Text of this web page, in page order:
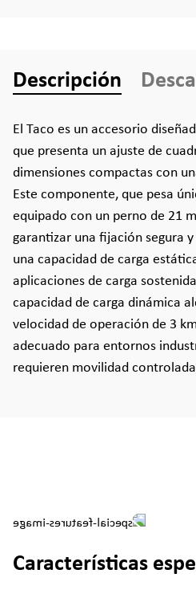
Descripción
El Taco es un accesorio
que presenta un ajuste de
dimensiones compactas con
Este componente, que pesa
equipado con un perno de 21
garantizar una fijación segura
una capacidad de carga
aplicaciones de carga
capacidad de carga dinámica
velocidad de operación de 3
adecuado para entornos
requieren movilidad
Características